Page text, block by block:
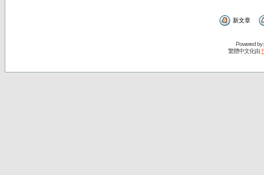
新文章
Powered by
繁體中文化由